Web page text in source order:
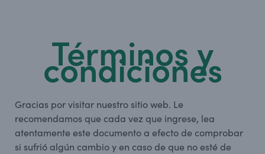
Términos y
condiciones
Gracias por visitar nuestro sitio web. Le
recomendamos que cada vez que ingrese, lea
atentamente este documento a efecto de comprobar
si sufrió algún cambio y en caso de que no esté de